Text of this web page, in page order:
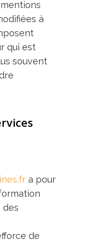
à
qui est
souvent
a pour
des
de